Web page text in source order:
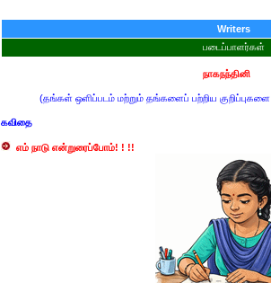
Writers
படைப்பாளர்கள்
நாகநந்தினி
(தங்கள் ஒளிப்படம் மற்றும் தங்களைப் பற்றிய
கவிதை
எம் நாடு என்றுரைப்போம்! ! !!